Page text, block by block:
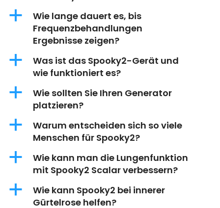
a
Wie lange dauert es, bis
Frequenzbehandlungen
Ergebnisse zeigen?
a
Was ist das Spooky2-Gerät und
wie funktioniert es?
a
Wie sollten Sie Ihren Generator
platzieren?
a
Warum entscheiden sich so viele
Menschen für Spooky2?
a
Wie kann man die Lungenfunktion
mit Spooky2 Scalar verbessern?
a
Wie kann Spooky2 bei innerer
Gürtelrose helfen?